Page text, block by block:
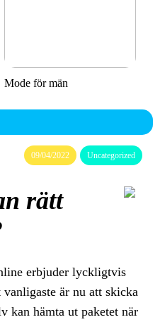
Mode för män
09/04/2022 Uncategorized
rätt
erbjuder lyckligtvis
är nu att skicka
kan hämta ut paketet när